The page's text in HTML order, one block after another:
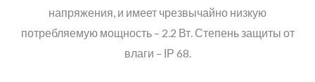
напряжения, и имеет чрезвычайно низкую
потребляемую мощность – 2.2 Вт. Степень защиты от
влаги – ІР 68.